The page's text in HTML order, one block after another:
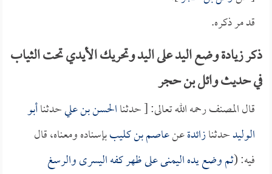
قد مر ذكره.
ذكر زيادة وضع اليد على اليد وتحريك الأيدي تحت الثياب
في حديث وائل بن حجر
قال المصنف رحمه الله تعالى: [ حدثناالحسن بن عليحدثناأبو
الوليدحدثنازائدةعنعاصم بن كليببإسناده ومعناه، قال
فيه: (ثم وضع يده اليمنى على ظهر كفه اليسرى والرسغ